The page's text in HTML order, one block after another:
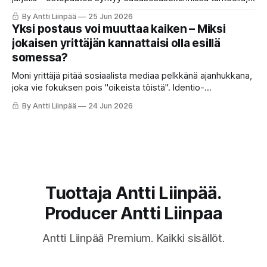
By Antti Liinpää 25 Jun 2026
Yksi postaus voi muuttaa kaiken – Miksi
jokaisen yrittäjän kannattaisi olla esillä
somessa?
Moni yrittäjä pitää sosiaalista mediaa pelkkänä ajanhukkana,
joka vie fokuksen pois "oikeista töistä". Identio-
LinkedInissä somen rajattomasta voimasta: yksi ainoa oikea
By Antti Liinpää 24 Jun 2026
Tuottaja Antti Liinpää.
Producer Antti Liinpaa
Antti Liinpää Premium. Kaikki sisällöt.